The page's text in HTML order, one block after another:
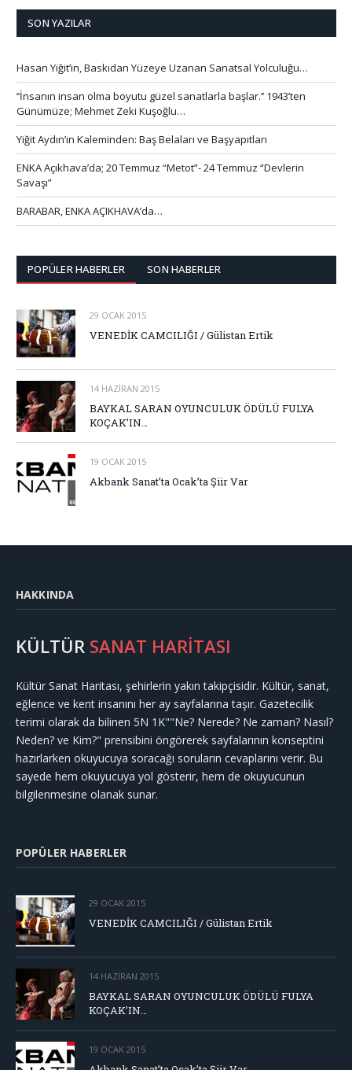
SON YAZILAR
Hasan Yiğit’in, Baskıdan Yüzeye Uzanan Sanatsal Yolculuğu…
‘’İnsanın insan olma boyutu güzel sanatlarla başlar.’’ 1943’ten
Günümüze; Mehmet Zeki Kuşoğlu…
Yiğit Aydın’ın Kaleminden: Baş Belaları ve Başyapıtları
ENKA Açıkhava’da; 20 Temmuz “Metot”- 24 Temmuz “Devlerin
Savaşı”
BARABAR, ENKA AÇIKHAVA’da…
POPÜLER HABERLER SON HABERLER
29 OCAK 2015
VENEDİK CAMCILIĞI / Gülistan Ertik
14 HAZIRAN 2015
BAYKAL SARAN OYUNCULUK ÖDÜLÜ FULYA
KOÇAK’IN…
19 OCAK 2015
Akbank Sanat’ta Ocak’ta Şiir Var
HAKKINDA
KÜLTÜR SANAT HARİTASI
Kültür Sanat Haritası, şehirlerin yakın takipçisidir. Kültür, sanat,
eğlence ve kent insanını her ay sayfalarına taşır. Gazetecilik
terimi olarak da bilinen 5N 1K""Ne? Nerede? Ne zaman? Nasıl?
Neden? ve Kim?" prensibini öngörerek sayfalarının konseptini
hazırlarken okuyucuya soracağı soruların cevaplarını verir. Bu
sayede hem okuyucuya yol gösterir, hem de okuyucunun
bilgilenmesine olanak sunar.
POPÜLER HABERLER
29 OCAK 2015
VENEDİK CAMCILIĞI / Gülistan Ertik
14 HAZIRAN 2015
BAYKAL SARAN OYUNCULUK ÖDÜLÜ FULYA
KOÇAK’IN…
19 OCAK 2015